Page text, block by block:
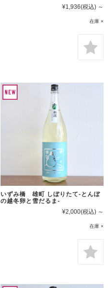
¥1,936(税込) ～
在庫 ×
いずみ橋 雄町 しぼりたて-とんぼ
の越冬卵と雪だるま-
¥2,000(税込) ～
在庫 ×